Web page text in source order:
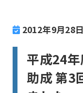
2012年9月28日
平成24
助成 第3